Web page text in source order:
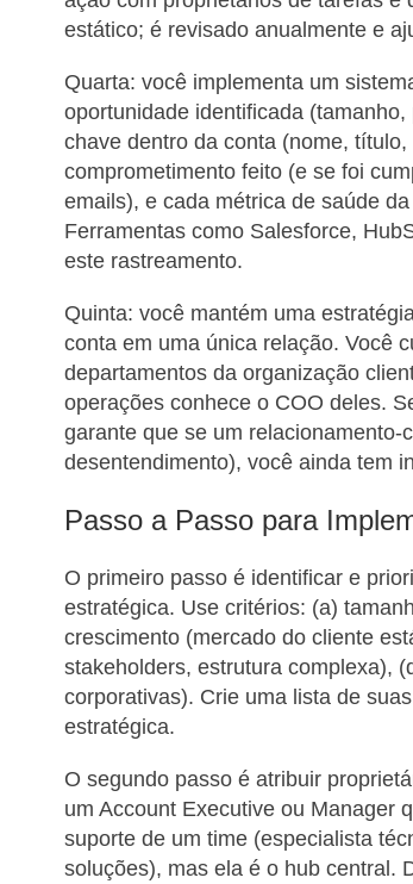
estático; é revisado anualmente e
Quarta: você implementa um
oportunidade identificada
chave dentro da conta (nome,
comprometimento feito (e se foi
emails), e cada métrica de saúde
Ferramentas como Salesforce,
este rastreamento.
Quinta: você mantém uma
conta em uma única relação. Você
departamentos da organização
operações conhece o COO deles.
garante que se um
desentendimento), você ainda tem
Passo a Passo para
O primeiro passo é identificar e
estratégica. Use critérios: (a)
crescimento (mercado do cliente
stakeholders, estrutura complexa),
corporativas). Crie uma lista de
estratégica.
O segundo passo é atribuir
um Account Executive ou Manager
suporte de um time (especialista
soluções), mas ela é o hub central.